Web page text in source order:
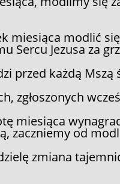
miesiąca modlić
Sercu Jezusa za
przed każdą Mszą
zgłoszonych
miesiąca
zaczniemy od
zmiana